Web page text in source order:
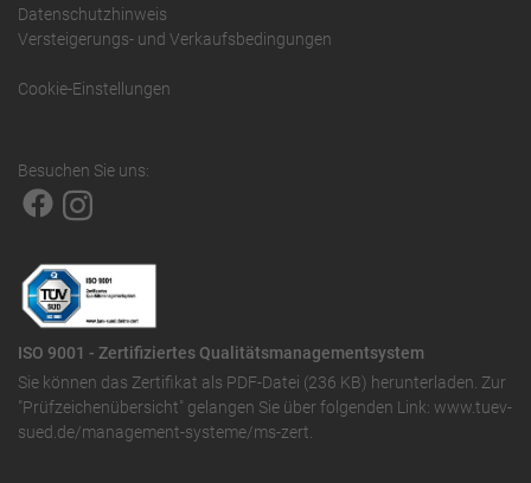
Datenschutzhinweis
Versteigerungs- und Verkaufsbedingungen
Cookie-Einstellungen
Besuchen Sie uns:
ISO 9001 - Zertifiziertes Qualitätsmanagementsystem
Sie können das Zertifikat als PDF-Datei (236 KB) herunterladen. Zur
"Prüfzeichenübersicht" gelangen Sie über folgenden Link: www.tuev-
sued.de/management-systeme/ms-zert